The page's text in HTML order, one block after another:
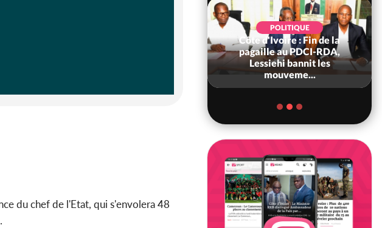
du chef de l'Etat, qui s'envolera 48
.
SOCIÉTÉ
Côte d'Ivoire : « On ne veut
pas mourir chez nous », crient
des habitants d...